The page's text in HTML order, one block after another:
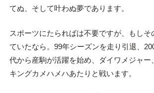
てぬ、そして叶わぬ夢であります。
スポーツにたらればは不要ですが、もしそ
ていたなら。99年シーズンを走り引退、
代から産駒が活躍を始め、ダイワメジャー
キングカメハメハあたりと戦います。